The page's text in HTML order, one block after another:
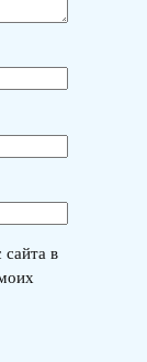
в